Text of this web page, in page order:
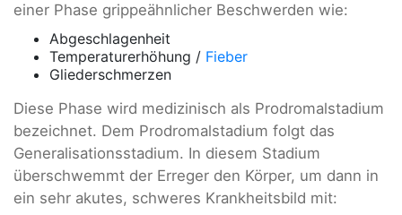
einer Phase grippeähnlicher Beschwerden wie:
Abgeschlagenheit
Temperaturerhöhung / Fieber
Gliederschmerzen
Diese Phase wird medizinisch als Prodromalstadium
bezeichnet. Dem Prodromalstadium folgt das
Generalisationsstadium. In diesem Stadium
überschwemmt der Erreger den Körper, um dann in
ein sehr akutes, schweres Krankheitsbild mit: